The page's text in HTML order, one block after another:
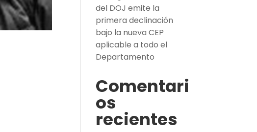
del DOJ emite la
primera declinación
bajo la nueva CEP
aplicable a todo el
Departamento
Comentari
os
recientes